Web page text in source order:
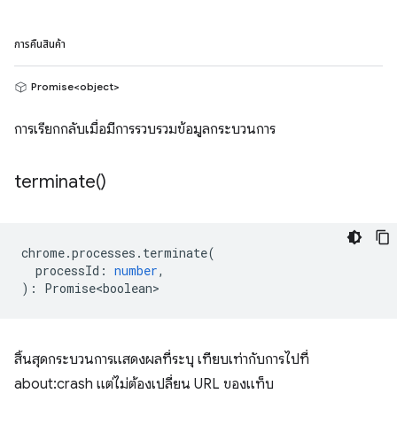
การคืนสินค้า
Promise<object>
การเรียกกลับเมื่อมีการรวบรวมข้อมูลกระบวนการ
terminate()
chrome.processes . terminate(
processId : number,
) : Promise<boolean>
สิ้นสุดกระบวนการแสดงผลที่ระบุ เทียบเท่ากับการไปที่
about:crash แต่ไม่ต้องเปลี่ยน URL ของแท็บ